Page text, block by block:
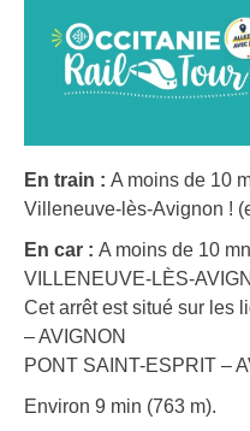
En train : A moins de 10
Villeneuve-lès-Avignon !
En car : A moins de 10
VILLENEUVE-LÈS-
Cet arrêt est situé sur les
– AVIGNON
PONT SAINT-ESPRIT –
Environ 9 min (763 m).